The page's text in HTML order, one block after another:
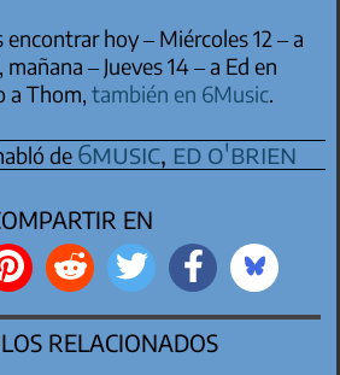
hoy – Miércoles 12 – a
, mañana – Jueves 14 – a Ed en
a Thom,también en 6Music.
de 6music, ed o'brien
EN
RELACIONADOS